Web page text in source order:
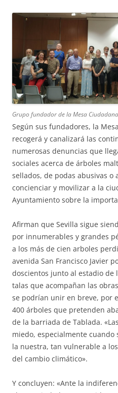
Grupo fundador de la Mesa
Según sus fundadores, la
recogerá y canalizará las
numerosas denuncias que
sociales acerca de árboles
sellados, de podas abusivas o
concienciar y movilizar a la
Ayuntamiento sobre la
Afirman que Sevilla sigue
por innumerables y grandes
a los más de cien arboles
avenida San Francisco Javier
doscientos junto al estadio de
talas que acompañan las
se podrían unir en breve, por
400 árboles que pretenden
de la barriada de Tablada.
miedo, especialmente
la nuestra, tan vulnerable a
del cambio climático».
Y concluyen: «Ante la